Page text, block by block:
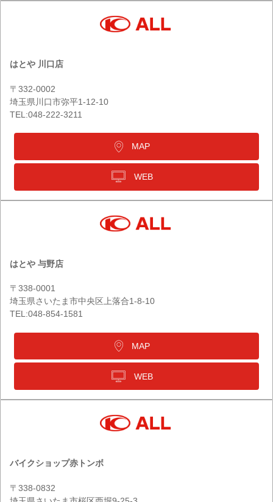
はとや 川口店
〒332-0002
埼玉県川口市弥平1-12-10
TEL:048-222-3211
MAP
WEB
はとや 与野店
〒338-0001
埼玉県さいたま市中央区上落合1-8-10
TEL:048-854-1581
MAP
WEB
バイクショップ赤トンボ
〒338-0832